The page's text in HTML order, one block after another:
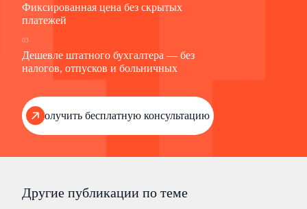
Фиксированная цена без скрытых
платежей
03
Дешевле штатного бухгалтера — без
налогов, отпусков и больничных
Получить бесплатную консультацию
Другие публикации по теме